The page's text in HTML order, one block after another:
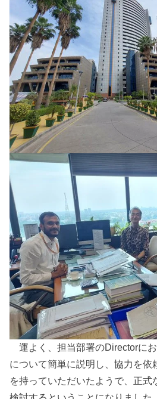
運よく、担当部署のDirectorに
について簡単に説明し、協力を依
を持っていただいたようで、正式